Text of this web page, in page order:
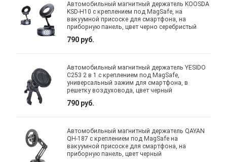
Автомобильный магнитный держатель KOOSDA
KSD-H10 с креплением под MagSafe, на
вакуумной присоске для смартфона, на
приборную панель, цвет черно серебристый
790 руб.
Автомобильный магнитный держатель YESIDO
C253 2 в 1 с креплением под MagSafe,
универсальный зажим для смартфона, в
решетку воздуховода, цвет черный
790 руб.
Автомобильный магнитный держатель QAYAN
QH-187 с креплением под MagSafe на
вакуумной присоске для смартфона, на
приборную панель, цвет черный